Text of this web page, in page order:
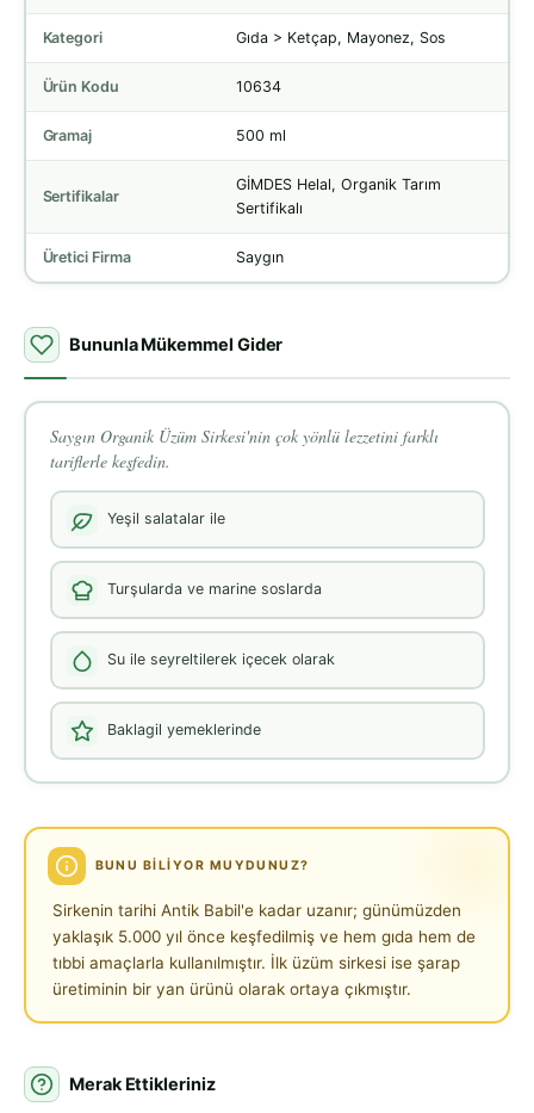
Kategori Gıda > Ketçap, Mayonez, Sos
Ürün Kodu 10634
Gramaj 500 ml
Sertifikalar
GİMDES Helal, Organik Tarım
Sertifikalı
Üretici Firma Saygın
Bununla Mükemmel Gider
Saygın Organik Üzüm Sirkesi'nin çok yönlü lezzetini farklı
tariflerle keşfedin.
Yeşil salatalar ile
Turşularda ve marine soslarda
Su ile seyreltilerek içecek olarak
Baklagil yemeklerinde
BUNU BILIYOR MUYDUNUZ?
Sirkenin tarihi Antik Babil'e kadar uzanır; günümüzden
yaklaşık 5.000 yıl önce keşfedilmiş ve hem gıda hem de
tıbbi amaçlarla kullanılmıştır. İlk üzüm sirkesi ise şarap
üretiminin bir yan ürünü olarak ortaya çıkmıştır.
Merak Ettikleriniz